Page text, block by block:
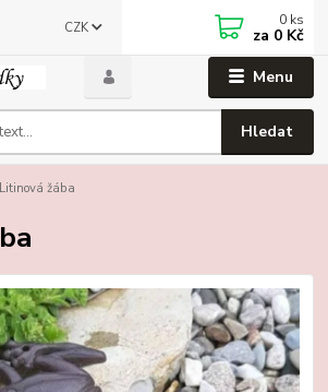
Menu
CZK
Hledat
0 ks
za 0 Kč
Litinová žába